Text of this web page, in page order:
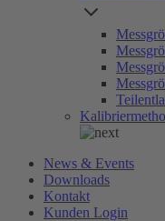
News & Events
Downloads
Kontakt
Kunden Login